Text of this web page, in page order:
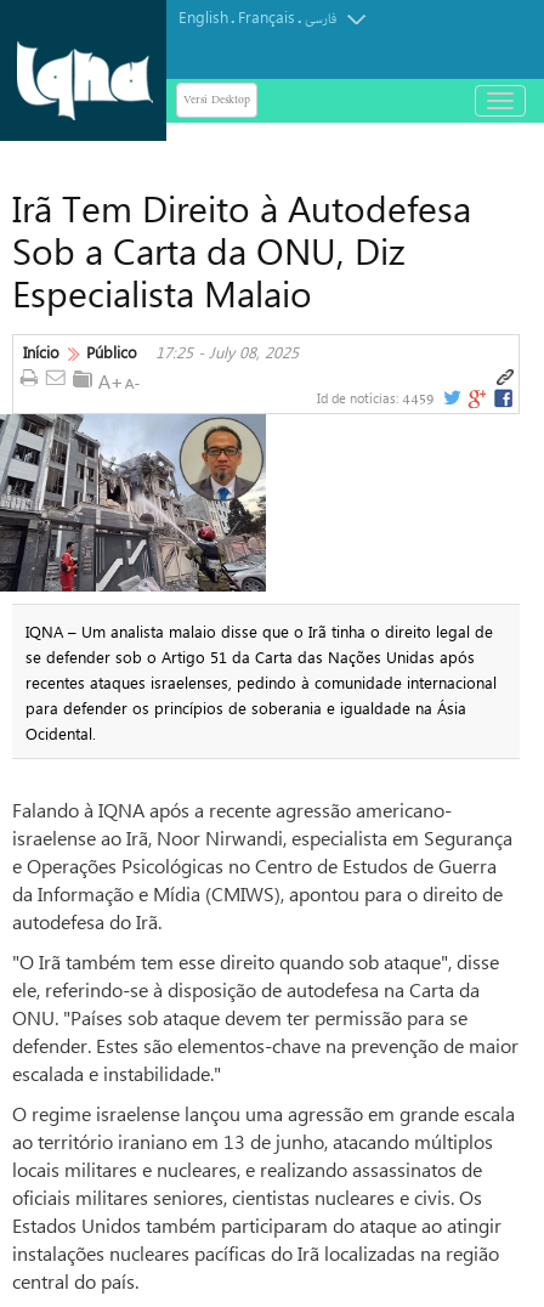
English. Français.فارسی
Versi Desktop
باز
و
Irã Tem Direito à Autodefesa
Sob a Carta da ONU, Diz
Especialista Malaio
Início Público 17:25 - July 08, 2025
Id de notícias: 4459
IQNA – Um analista malaio disse que o Irã tinha o direito legal de
se defender sob o Artigo 51 da Carta das Nações Unidas após
recentes ataques israelenses, pedindo à comunidade internacional
para defender os princípios de soberania e igualdade na Ásia
Ocidental.
Falando à IQNA após a recente agressão americano-
israelense ao Irã, Noor Nirwandi, especialista em Segurança
e Operações Psicológicas no Centro de Estudos de Guerra
da Informação e Mídia (CMIWS), apontou para o direito de
autodefesa do Irã.
"O Irã também tem esse direito quando sob ataque", disse
ele, referindo-se à disposição de autodefesa na Carta da
ONU. "Países sob ataque devem ter permissão para se
defender. Estes são elementos-chave na prevenção de maior
escalada e instabilidade."
O regime israelense lançou uma agressão em grande escala
ao território iraniano em 13 de junho, atacando múltiplos
locais militares e nucleares, e realizando assassinatos de
oficiais militares seniores, cientistas nucleares e civis. Os
Estados Unidos também participaram do ataque ao atingir
instalações nucleares pacíficas do Irã localizadas na região
central do país.